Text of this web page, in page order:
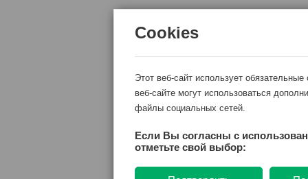
Cookies
Этот веб-сайт использует
веб-сайте могут использоваться
файлы социальных сетей.
Если Вы согласны с
отметьте свой выбор: